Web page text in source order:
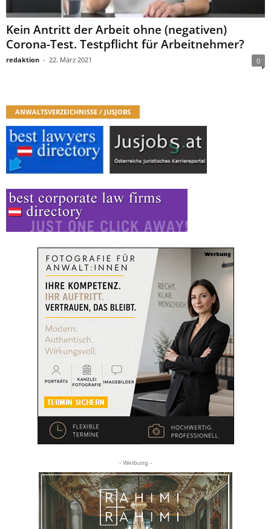
Kein Antritt der Arbeit ohne (negativen)
Corona-Test. Testpflicht für Arbeitnehmer?
redaktion - 22. März 2021 0
ANWALTSVERZEICHNISSE / JUSJOBS
- Werbung -